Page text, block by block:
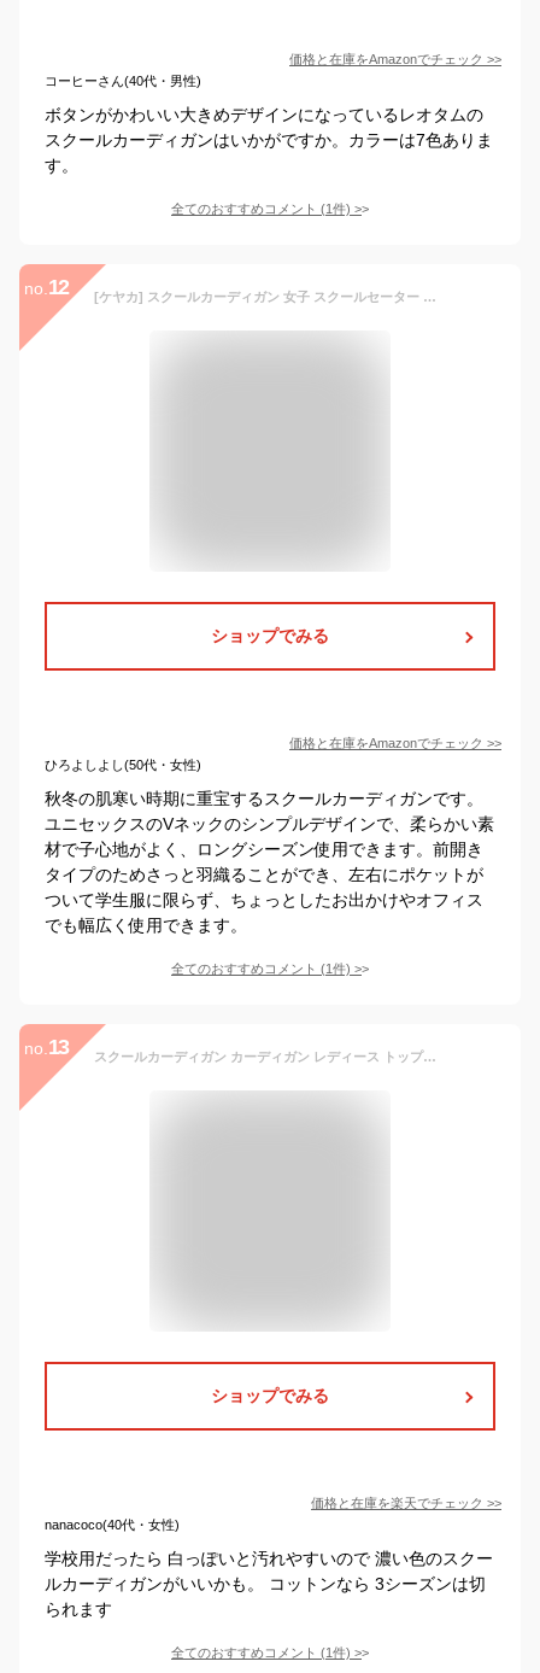
価格と在庫をAmazonでチェック >>
コーヒーさん(40代・男性)
ボタンがかわいい大きめデザインになっているレオタムの
スクールカーディガンはいかがですか。カラーは7色ありま
す。
全てのおすすめコメント (1件) >
no. 12 [ケヤカ] スクールカーディガン 女子 スクールセーター 男子 学生 制服 無地 ニット vネック ゆったり セーター スクール 大きいサイズ ブラウス 高校生 中学生 通勤 通学 メンズ レディース 春秋冬 ジュニア 学生服
ショップでみる
価格と在庫をAmazonでチェック >>
ひろよしよし(50代・女性)
秋冬の肌寒い時期に重宝するスクールカーディガンです。
ユニセックスのVネックのシンプルデザインで、柔らかい素
材で子心地がよく、ロングシーズン使用できます。前開き
タイプのためさっと羽織ることができ、左右にポケットが
ついて学生服に限らず、ちょっとしたお出かけやオフィス
でも幅広く使用できます。
全てのおすすめコメント (1件) >
no. 13 スクールカーディガン カーディガン レディース トップス スクールカーデ 学校 Vネック 入学 通学 中学生 高校生 コットン 制服 M L LL
ショップでみる
価格と在庫を楽天でチェック >>
nanacoco(40代・女性)
学校用だったら 白っぽいと汚れやすいので 濃い色のスクー
ルカーディガンがいいかも。 コットンなら 3シーズンは切
られます
全てのおすすめコメント (1件) >